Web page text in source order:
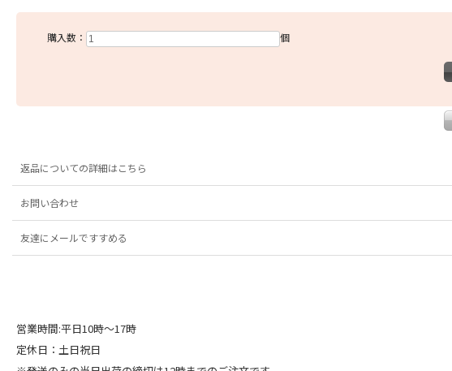
購入数： 個
返品についての詳細はこちら
お問い合わせ
友達にメールですすめる
営業時間:平日10時～17時
定休日：土日祝日